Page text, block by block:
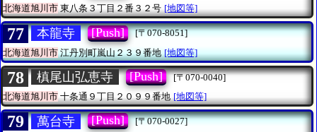
北海道旭川市東八条３丁目２番３２号 [地図等]
77 本龍寺 [Push]
[〒070-8051]
北海道旭川市江丹別町嵐山２３９番地 [地図等]
78 槙尾山弘恵寺 [Push]
[〒070-0040]
北海道旭川市 十条通９丁目２０９９番地 [地図等]
79 萬台寺 [Push]
[〒070-0027]